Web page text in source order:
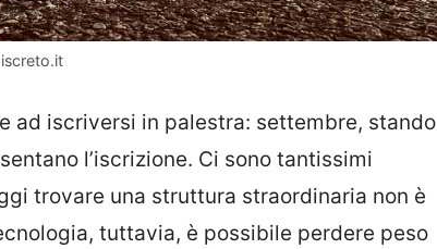
ad iscriversi in palestra: settembre, stando
l’iscrizione. Ci sono tantissimi
trovare una struttura straordinaria non è
tuttavia, è possibile perdere peso